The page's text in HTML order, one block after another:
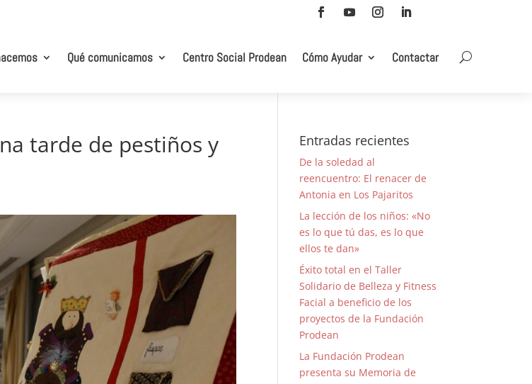
Qué comunicamos Centro Social Prodean Cómo Ayudar Contactar
tarde de pestiños y Entradas recientes
De la soledad al
reencuentro: El renacer de
Antonia en Los Pajaritos
La lección de los niños: «No
es lo que tú das, es lo que
ellos te dan»
Éxito total en el Taller
Solidario de Belleza y Fitness
Facial a beneficio de los
proyectos de la Fundación
Prodean
La Fundación Prodean
presenta su Memoria de